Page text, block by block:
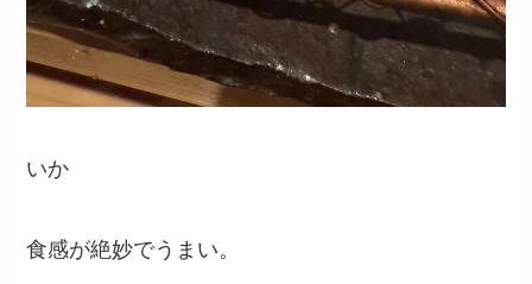
いか
食感が絶妙でうまい。